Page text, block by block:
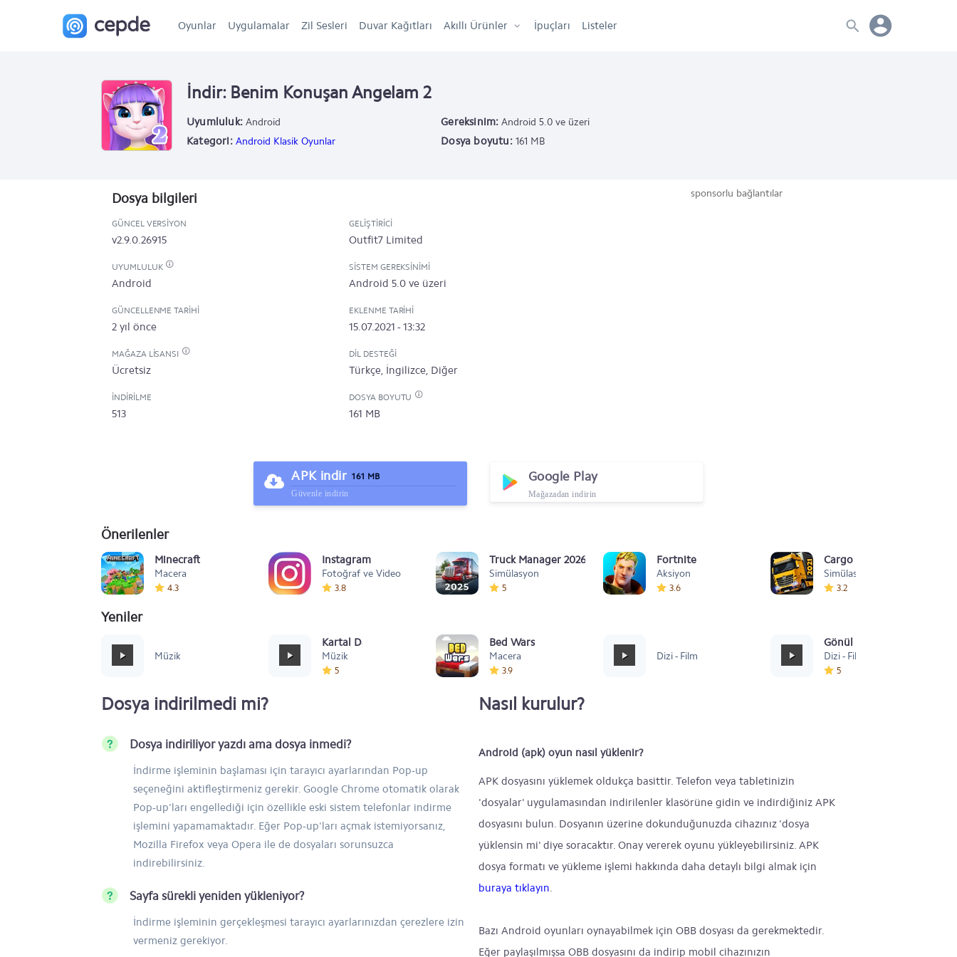
Oyunlar Uygulamalar Zil Sesleri Duvar Kağıtları Akıllı Ürünler İpuçları Listeler
İndir: Benim Konuşan Angelam 2
Uyumluluk: Android Gereksinim: Android 5.0 ve üzeri
Kategori: Android Klasik Oyunlar Dosya boyutu:161 MB
sponsorlu bağlantılar
Dosya bilgileri
GÜNCEL VERSIYON
v2.9.0.26915
GELIŞTIRICI
Outfit7 Limited
UYUMLULUK
Android
SISTEM GEREKSINIMI
Android 5.0 ve üzeri
GÜNCELLENME TARIHI
2 yıl önce
EKLENME TARIHI
15.07.2021 - 13:32
MAĞAZA LISANSI
Ücretsiz
DIL DESTEĞI
Türkçe, İngilizce, Diğer
İNDIRILME
513
DOSYA BOYUTU
161 MB
APK indir 161 MB
Güvenle indirin
Google Play
Mağazadan indirin
Önerilenler
Minecraft
Macera
4.3
Instagram
Fotoğraf ve Video
3.8
Truck Manager 2026
Simülasyon
5
Fortnite
Aksiyon
3.6
Cargo Simulator 2021:
Simülasyon
3.2
Yeniler
Müzik
Kartal Dansı Müziği
Müzik
5
Bed Wars
Macera
3.9
Dizi - Film
Gönül Dağı Duygusal
Dizi - Film
5
Dosya indirilmedi mi?
Dosya indiriliyor yazdı ama dosya inmedi?
İndirme işleminin başlaması için tarayıcı ayarlarından Pop-up
seçeneğini aktifleştirmeniz gerekir. Google Chrome otomatik olarak
Pop-up'ları engellediği için özellikle eski sistem telefonlar indirme
işlemini yapamamaktadır. Eğer Pop-up'ları açmak istemiyorsanız,
Mozilla Firefox veya Opera ile de dosyaları sorunsuzca
indirebilirsiniz.
Sayfa sürekli yeniden yükleniyor?
İndirme işleminin gerçekleşmesi tarayıcı ayarlarınızdan çerezlere izin
vermeniz gerekiyor.
Nasıl kurulur?
Android (apk) oyun nasıl yüklenir?
APK dosyasını yüklemek oldukça basittir. Telefon veya tabletinizin
'dosyalar' uygulamasından indirilenler klasörüne gidin ve indirdiğiniz APK
dosyasını bulun. Dosyanın üzerine dokunduğunuzda cihazınız 'dosya
yüklensin mi' diye soracaktır. Onay vererek oyunu yükleyebilirsiniz. APK
dosya formatı ve yükleme işlemi hakkında daha detaylı bilgi almak için
buraya tıklayın.
Bazı Android oyunları oynayabilmek için OBB dosyası da gerekmektedir.
Eğer paylaşılmışsa OBB dosyasını da indirip mobil cihazınızın